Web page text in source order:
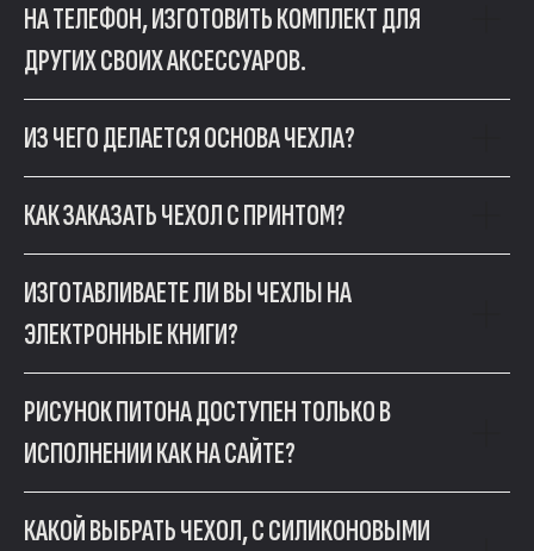
НА ТЕЛЕФОН, ИЗГОТОВИТЬ КОМПЛЕКТ ДЛЯ
ДРУГИХ СВОИХ АКСЕССУАРОВ.
ИЗ ЧЕГО ДЕЛАЕТСЯ ОСНОВА ЧЕХЛА?
КАК ЗАКАЗАТЬ ЧЕХОЛ С ПРИНТОМ?
ИЗГОТАВЛИВАЕТЕ ЛИ ВЫ ЧЕХЛЫ НА
ЭЛЕКТРОННЫЕ КНИГИ?
РИСУНОК ПИТОНА ДОСТУПЕН ТОЛЬКО В
ИСПОЛНЕНИИ КАК НА САЙТЕ?
КАКОЙ ВЫБРАТЬ ЧЕХОЛ, С СИЛИКОНОВЫМИ
КОНТАКТЫ МАСТЕРСКОЙ
ТЕЛЕФОН
АДРЕС
РЕЖИМ РАБОТЫ
ig.sar@mail.ru
г. Москва,Ленинградский проспект, 80к17
Пн-Пт · с 10:00 до 18:00